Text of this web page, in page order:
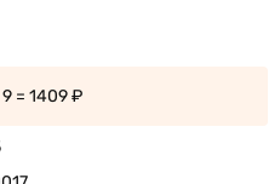
= 1409 ₽